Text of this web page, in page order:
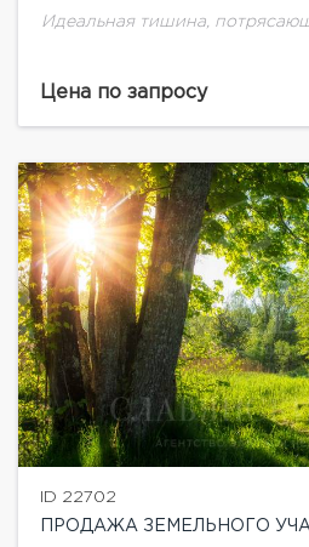
Идеальная тишина,
Цена по запросу
ID 22702
ПРОДАЖА ЗЕМЕЛЬНОГО